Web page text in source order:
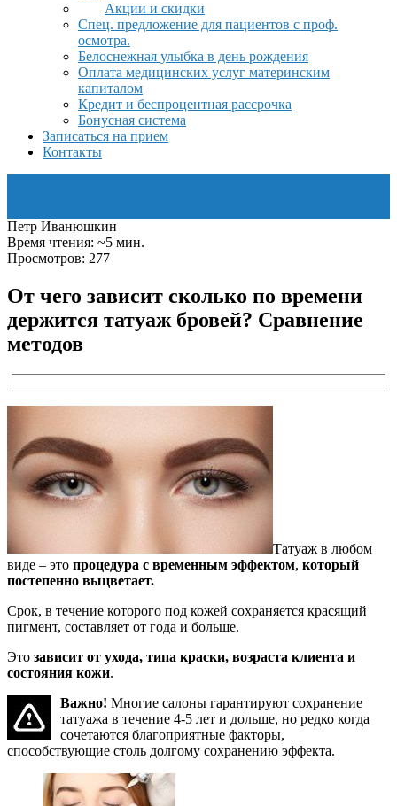
Акции и скидки
Спец. предложение для пациентов с проф.
осмотра.
Белоснежная улыбка в день рождения
Оплата медицинских услуг материнским
капиталом
Кредит и беспроцентная рассрочка
Бонусная система
Записаться на прием
Контакты
Петр Иванюшкин
Время чтения: ~5 мин.
Просмотров: 277
От чего зависит сколько по времени
держится татуаж бровей? Сравнение
методов
Татуаж в любом
виде – это процедура с временным эффектом, который
постепенно выцветает.
Срок, в течение которого под кожей сохраняется красящий
пигмент, составляет от года и больше.
Это зависит от ухода, типа краски, возраста клиента и
состояния кожи.
Важно! Многие салоны гарантируют сохранение
татуажа в течение 4-5 лет и дольше, но редко когда
сочетаются благоприятные факторы,
способствующие столь долгому сохранению эффекта.